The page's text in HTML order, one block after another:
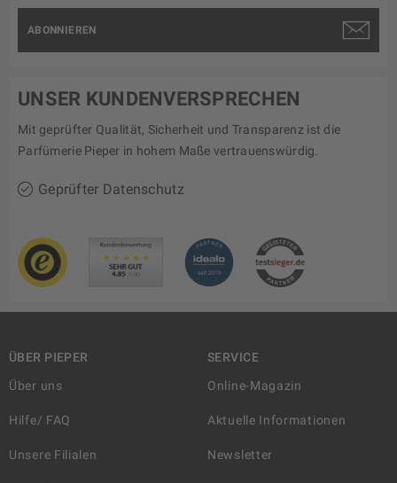
ABONNIEREN
UNSER KUNDENVERSPRECHEN
Mit geprüfter Qualität, Sicherheit und Transparenz ist die
Parfümerie Pieper in hohem Maße vertrauenswürdig.
Geprüfter Datenschutz
ÜBER PIEPER
Über uns
Hilfe/ FAQ
Unsere Filialen
SERVICE
Online-Magazin
Aktuelle Informationen
Newsletter